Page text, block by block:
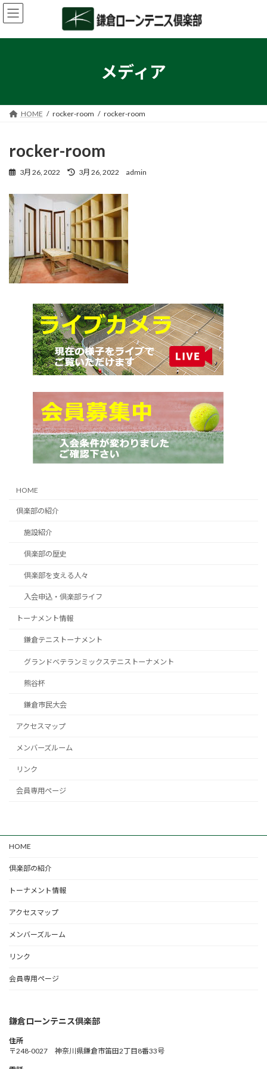
コ
ン
ン
ナ
ビ
ー
メディア
HOME rocker-room rocker-room
rocker-room
3月 26, 2022
最
更
新
日
時
3月 26, 2022 admin
HOME
倶楽部の紹介
施設紹介
倶楽部の歴史
倶楽部を支える人々
入会申込・倶楽部ライフ
トーナメント情報
鎌倉テニストーナメント
グランドベテランミックステニストーナメント
熊谷杯
鎌倉市民大会
アクセスマップ
メンバーズルーム
リンク
会員専用ページ
HOME
倶楽部の紹介
トーナメント情報
アクセスマップ
メンバーズルーム
リンク
会員専用ページ
鎌倉ローンテニス倶楽部
住所
〒248-0027 神奈川県鎌倉市笛田2丁目8番33号